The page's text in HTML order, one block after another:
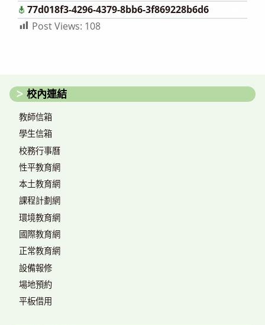
77d018f3-4296-4379-8bb6-3f869228b6d6
Post Views: 108
校內連結
教師信箱
學生信箱
校務行事曆
性平教育網
本土教育網
課程計劃網
環境教育網
國際教育網
正常教育網
設備報修
場地預約
平板借用